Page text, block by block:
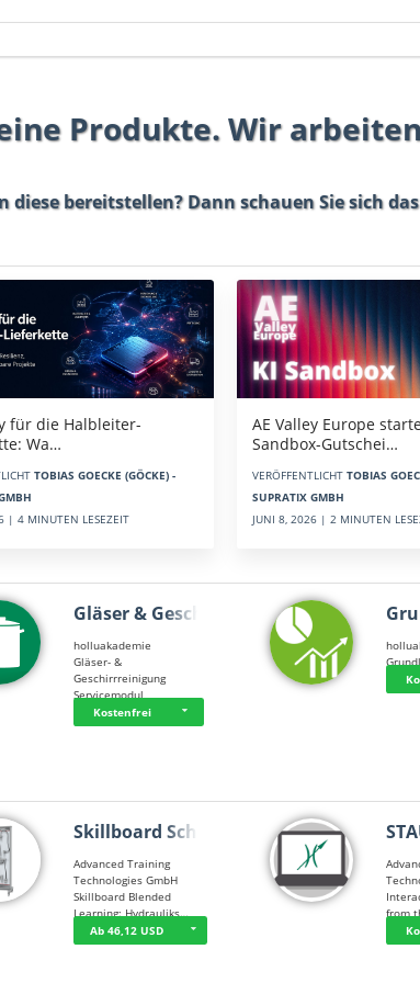
Produkte. Wir
diese bereitstellen? Dann schauen Sie sich das
für die Halbleiter-
Wa…
TOBIAS GOECKE (GÖCKE) -
| 4 MINUTEN LESEZEIT
AE Valley Europe
Sandbox-Gutschei…
VERÖFFENTLICHT TOBIAS
SUPRATIX GMBH
JUNI 8, 2026 | 2 MINUTEN
Gläser & Geschi…
holluakademie
Gläser- &
Geschirrreinigung
Servicemodul
Kostenfrei
Skillboard Schl…
Advanced Training
Technologies GmbH
Skillboard Blended
Learning: Hydrauliks…
Ab 46,12 USD
from